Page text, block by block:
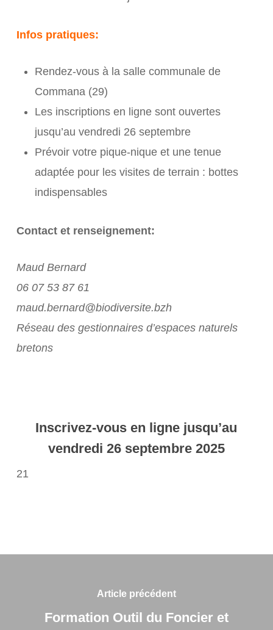
Infos pratiques:
Rendez-vous à la salle communale de
Commana (29)
Les inscriptions en ligne sont ouvertes
jusqu’au vendredi 26 septembre
Prévoir votre pique-nique et une tenue
adaptée pour les visites de terrain : bottes
indispensables
Contact et renseignement:
Maud Bernard
06 07 53 87 61
maud.bernard@biodiversite.bzh
Réseau des gestionnaires d’espaces naturels
bretons
Inscrivez-vous en ligne jusqu’au
vendredi 26 septembre 2025
21
Article précédent
Formation Outil du Foncier et